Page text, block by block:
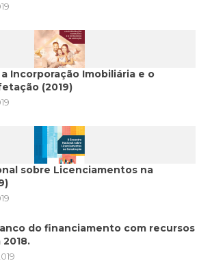
Incorporação Imobiliária e o
(2019)
sobre Licenciamentos na
do financiamento com recursos